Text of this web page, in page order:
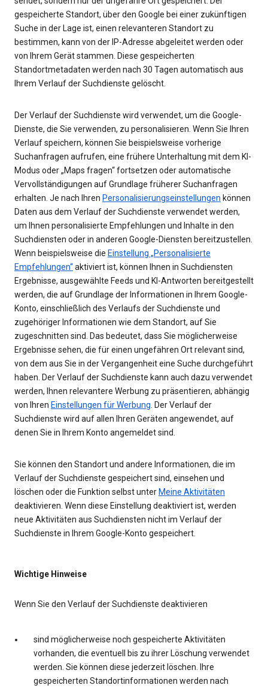
gespeicherte Standort, über den Google bei einer zukünftigen
Suche in der Lage ist, einen relevanteren Standort zu
bestimmen, kann von der IP-Adresse abgeleitet werden oder
von Ihrem Gerät stammen. Diese gespeicherten
Standortmetadaten werden nach 30 Tagen automatisch aus
Ihrem Verlauf der Suchdienste gelöscht.
Der Verlauf der Suchdienste wird verwendet, um die Google-
Dienste, die Sie verwenden, zu personalisieren. Wenn Sie Ihren
Verlauf speichern, können Sie beispielsweise vorherige
Suchanfragen aufrufen, eine frühere Unterhaltung mit dem KI-
Modus oder „Maps fragen“ fortsetzen oder automatische
Vervollständigungen auf Grundlage früherer Suchanfragen
erhalten. Je nach Ihren Personalisierungseinstellungen können
Daten aus dem Verlauf der Suchdienste verwendet werden,
um Ihnen personalisierte Empfehlungen und Inhalte in den
Suchdiensten oder in anderen Google-Diensten bereitzustellen.
Wenn beispielsweise die Einstellung „Personalisierte
Empfehlungen“aktiviert ist, können Ihnen in Suchdiensten
Ergebnisse, ausgewählte Feeds und KI-Antworten bereitgestellt
werden, die auf Grundlage der Informationen in Ihrem Google-
Konto, einschließlich des Verlaufs der Suchdienste und
zugehöriger Informationen wie dem Standort, auf Sie
zugeschnitten sind. Das bedeutet, dass Sie möglicherweise
Ergebnisse sehen, die für einen ungefähren Ort relevant sind,
von dem aus Sie in der Vergangenheit eine Suche durchgeführt
haben. Der Verlauf der Suchdienste kann auch dazu verwendet
werden, Ihnen relevantere Werbung zu präsentieren, abhängig
von Ihren Einstellungen für Werbung. Der Verlauf der
Suchdienste wird auf allen Ihren Geräten angewendet, auf
denen Sie in Ihrem Konto angemeldet sind.
Sie können den Standort und andere Informationen, die im
Verlauf der Suchdienste gespeichert sind, einsehen und
löschen oder die Funktion selbst unter Meine Aktivitäten
deaktivieren. Wenn diese Einstellung deaktiviert ist, werden
neue Aktivitäten aus Suchdiensten nicht im Verlauf der
Suchdienste in Ihrem Google-Konto gespeichert.
Wichtige Hinweise
Wenn Sie den Verlauf der Suchdienste deaktivieren
sind möglicherweise noch gespeicherte Aktivitäten
vorhanden, die eventuell bis zu ihrer Löschung verwendet
werden. Sie können diese jederzeit löschen. Ihre
gespeicherten Standortinformationen werden nach